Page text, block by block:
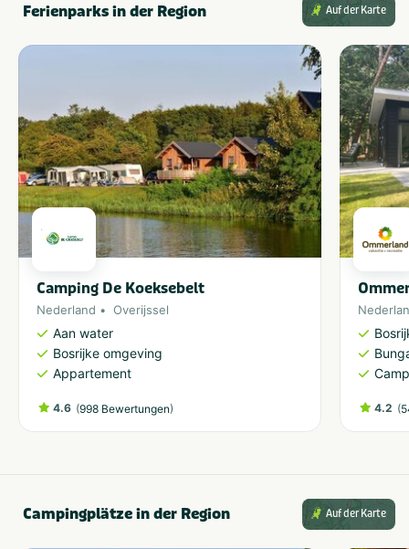
Ferienparks in der Region Auf der Karte
Camping De Koeksebelt
Nederland Overijssel
Aan water
Bosrijke omgeving
Appartement
4.6 (998 Bewertungen) 4.2 (
Campingplätze in der Region Auf der Karte